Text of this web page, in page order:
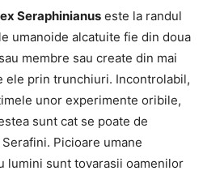
Seraphinianus este la randul
umanoide alcatuite fie din doua
membre sau create din mai
ele prin trunchiuri. Incontrolabil,
unor experimente oribile,
sunt cat se poate de
Picioare umane
lumini sunt tovarasii oamenilor